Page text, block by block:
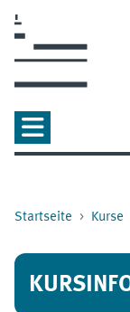
Startseite Kurse